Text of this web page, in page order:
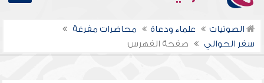
الصوتيات علماء ودعاة
محاضرات مفرغة
سفر الحوالي
صفحة الفهرس